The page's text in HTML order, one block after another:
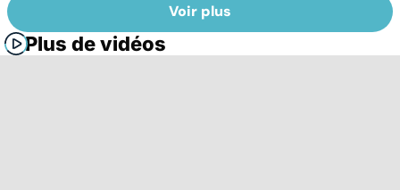
Voir plus
Plus de vidéos